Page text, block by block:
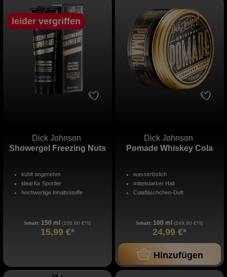
leider vergriffen
Dick Johnson
Showergel Freezing Nuts
kühlt angenehm
ideal für Sportler
hochwertige Inhaltsstoffe
Inhalt: 150 ml (106,60 €*/l)
15,99 €*
Dick Johnson
Pomade Whiskey Cola
wasserlöslich
mittelstarker Halt
Colafläschchen-Duft
Inhalt: 100 ml (249,90 €*/l)
24,99 €*
Hinzufügen